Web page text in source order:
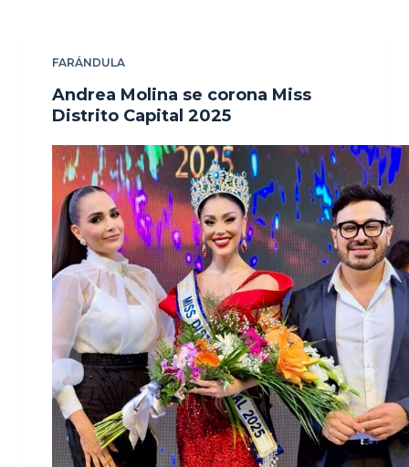
FARÁNDULA
Andrea Molina se corona Miss
Distrito Capital 2025